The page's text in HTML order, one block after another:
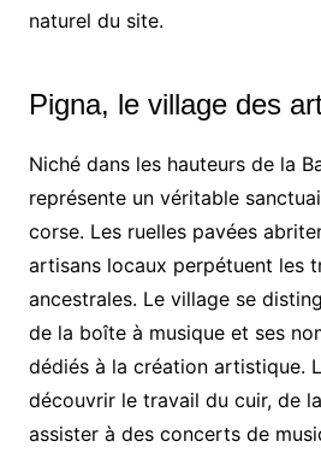
naturel du site.
Pigna, le village des
Niché dans les hauteurs de la
représente un véritable
corse. Les ruelles pavées
artisans locaux perpétuent les
ancestrales. Le village se
de la boîte à musique et ses
dédiés à la création artistique.
découvrir le travail du cuir, de
assister à des concerts de